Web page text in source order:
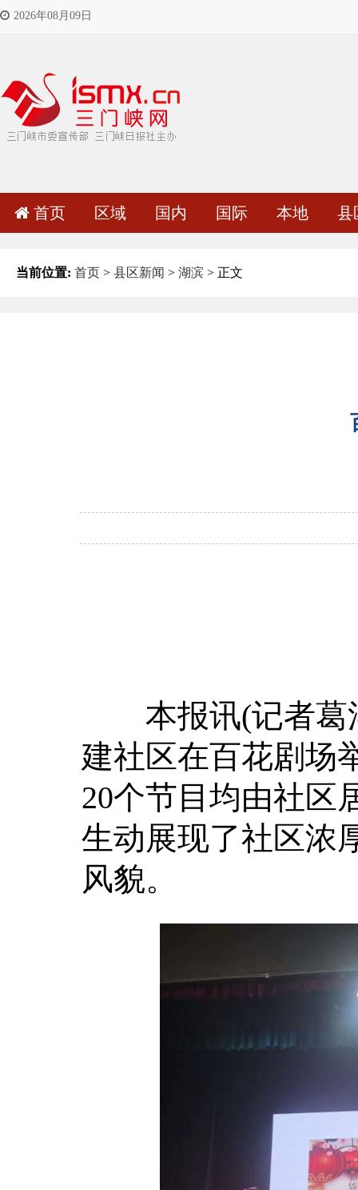
2026年08月09日
首页 区域 国内 国际 本地 县
当前位置: 首页 > 县区新闻 > 湖滨 > 正文
本报讯(记者葛
建社区在百花剧场
20个节目均由社区
生动展现了社区浓
风貌。